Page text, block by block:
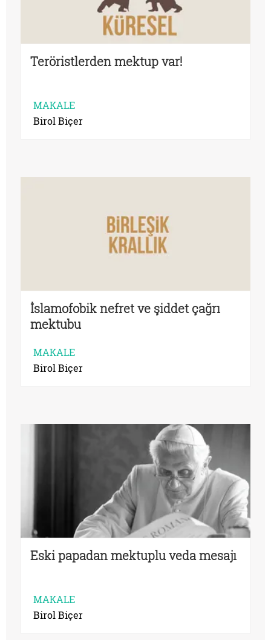
Teröristlerden mektup var!
MAKALE
Birol Biçer
İslamofobik nefret ve şiddet çağrı
mektubu
MAKALE
Birol Biçer
Eski papadan mektuplu veda mesajı
MAKALE
Birol Biçer